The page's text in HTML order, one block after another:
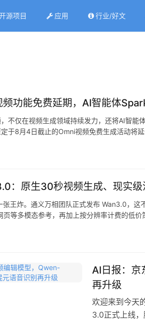
源项目 应用 行业/好文
功能免费延期，AI智能体
不仅在视频生成领域持续发力，还将AI智
于8月4日截止的Omni视频免费生成活动将
：原生30秒视频生成、现实
王炸。通义万相团队正式发布 Wan3.0，
等多模态参考，再加上按分辨率计费的低
AI日报：京
再升级
欢迎来到今天
3.0正式上线